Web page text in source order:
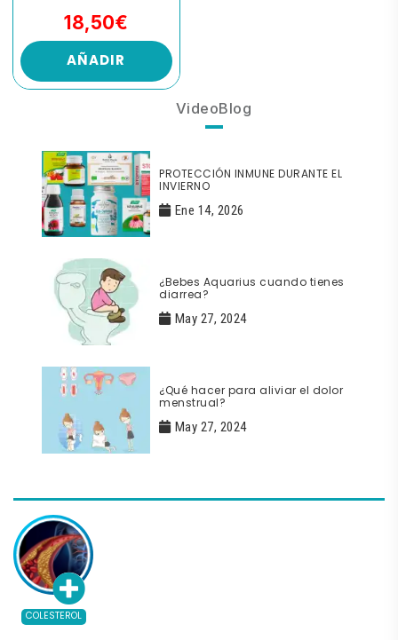
18,50€
AÑADIR
VideoBlog
PROTECCIÓN INMUNE DURANTE EL
INVIERNO
Ene 14, 2026
¿Bebes Aquarius cuando tienes
diarrea?
May 27, 2024
¿Qué hacer para aliviar el dolor
menstrual?
May 27, 2024
COLESTEROL